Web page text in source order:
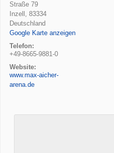
Straße 79
Inzell , 83334
Deutschland
Google Karte anzeigen
Telefon:
+49-8665-9881-0
Website:
www.max-aicher-
arena.de